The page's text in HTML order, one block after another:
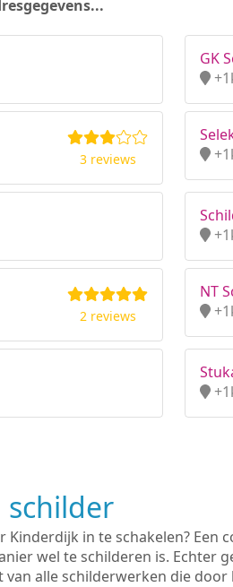
GK
3 reviews
2 reviews
NT
schilder
Kinderdijk in te schakelen?
wel te schilderen is. Echter
van alle schilderwerken die